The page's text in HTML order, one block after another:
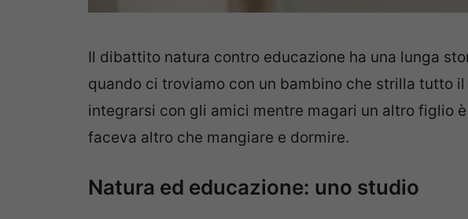
Il dibattito natura contro educazione ha una lunga
quando ci troviamo con un bambino che strilla tutto il
integrarsi con gli amici mentre magari un altro figlio
faceva altro che mangiare e dormire.
Natura ed educazione: uno studio